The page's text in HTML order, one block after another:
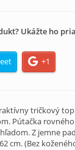
Ukážte ho
+1
tričkový
Pútačka
Z jemne
cm. (Bez